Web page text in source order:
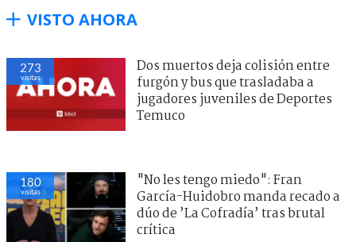
VISTO AHORA
273
visitas
Dos muertos deja colisión entre
furgón y bus que trasladaba a
jugadores juveniles de Deportes
Temuco
180
visitas
"No les tengo miedo": Fran
García-Huidobro manda recado a
dúo de ’La Cofradía’ tras brutal
crítica